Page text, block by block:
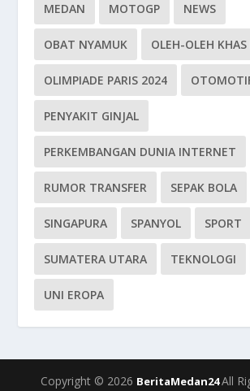
MEDAN MOTOGP NEWS
OBAT NYAMUK OLEH-OLEH
OLIMPIADE PARIS 2024
PENYAKIT GINJAL
PERKEMBANGAN DUNIA INTERNET
RUMOR TRANSFER SEPAK BOLA
SINGAPURA SPANYOL SPORT
SUMATERA UTARA TEKNOLOGI
UNI EROPA
Copyright © 2026 BeritaMedan24All